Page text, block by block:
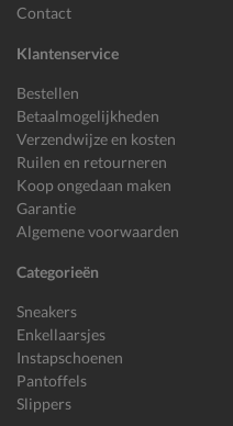
Contact
Klantenservice
Bestellen
Betaalmogelijkheden
Verzendwijze en kosten
Ruilen en retourneren
Koop ongedaan maken
Garantie
Algemene voorwaarden
Categorieën
Sneakers
Enkellaarsjes
Instapschoenen
Pantoffels
Slippers